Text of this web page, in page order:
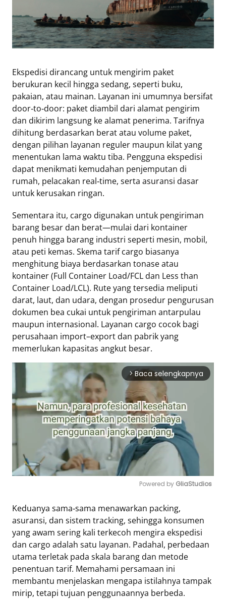
Ekspedisi dirancang untuk mengirim paket
berukuran kecil hingga sedang, seperti buku,
pakaian, atau mainan. Layanan ini umumnya bersifat
door‑to‑door: paket diambil dari alamat pengirim
dan dikirim langsung ke alamat penerima. Tarifnya
dihitung berdasarkan berat atau volume paket,
dengan pilihan layanan reguler maupun kilat yang
menentukan lama waktu tiba. Pengguna ekspedisi
dapat menikmati kemudahan penjemputan di
rumah, pelacakan real‑time, serta asuransi dasar
untuk kerusakan ringan.
Sementara itu, cargo digunakan untuk pengiriman
barang besar dan berat—mulai dari kontainer
penuh hingga barang industri seperti mesin, mobil,
atau peti kemas. Skema tarif cargo biasanya
menghitung biaya berdasarkan tonase atau
kontainer (Full Container Load/FCL dan Less than
Container Load/LCL). Rute yang tersedia meliputi
darat, laut, dan udara, dengan prosedur pengurusan
dokumen bea cukai untuk pengiriman antar­pulau
maupun internasional. Layanan cargo cocok bagi
perusahaan import–export dan pabrik yang
memerlukan kapasitas angkut besar.
arrow_forward_ios Baca selengkapnya
Powered by GliaStudios
Keduanya sama‑sama menawarkan packing,
asuransi, dan sistem tracking, sehingga konsumen
yang awam sering kali terkecoh mengira ekspedisi
dan cargo adalah satu layanan. Padahal, perbedaan
utama terletak pada skala barang dan metode
penentuan tarif. Memahami persamaan ini
membantu menjelaskan mengapa istilahnya tampak
mirip, tetapi tujuan penggunaannya berbeda.
Retizen
Do's
and
Dont's
Rules
Cara
Menjadi
Retizen